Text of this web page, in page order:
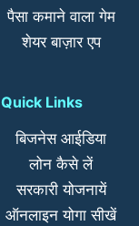
पैसा कमाने वाला गेम
शेयर बाज़ार एप
Quick Links
बिजनेस आईडिया
लोन कैसे लें
सरकारी योजनायें
ऑनलाइन योगा सीखें